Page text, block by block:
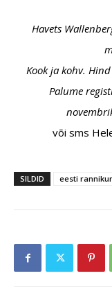
Havets
Kook ja kohv.
Palume
või sms
SILDID eesti